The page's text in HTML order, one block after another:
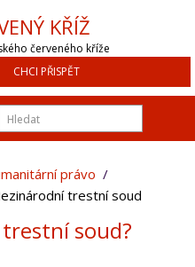
KŘÍŽ
červeného kříže
CHCI PŘISPĚT
právo
trestní soud
soud?